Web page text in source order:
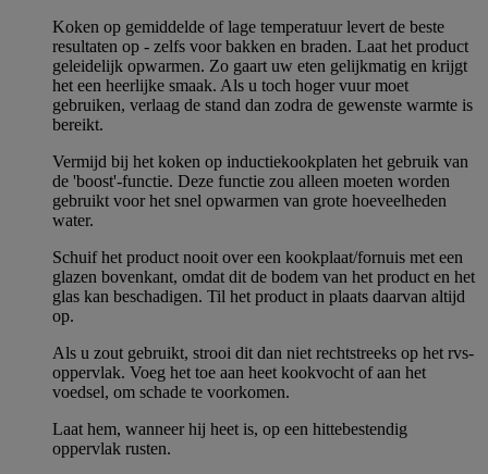
Koken op gemiddelde of lage temperatuur levert de beste
resultaten op - zelfs voor bakken en braden. Laat het product
geleidelijk opwarmen. Zo gaart uw eten gelijkmatig en krijgt
het een heerlijke smaak. Als u toch hoger vuur moet
gebruiken, verlaag de stand dan zodra de gewenste warmte is
bereikt.
Vermijd bij het koken op inductiekookplaten het gebruik van
de 'boost'-functie. Deze functie zou alleen moeten worden
gebruikt voor het snel opwarmen van grote hoeveelheden
water.
Schuif het product nooit over een kookplaat/fornuis met een
glazen bovenkant, omdat dit de bodem van het product en het
glas kan beschadigen. Til het product in plaats daarvan altijd
op.
Als u zout gebruikt, strooi dit dan niet rechtstreeks op het rvs-
oppervlak. Voeg het toe aan heet kookvocht of aan het
voedsel, om schade te voorkomen.
Laat hem, wanneer hij heet is, op een hittebestendig
oppervlak rusten.